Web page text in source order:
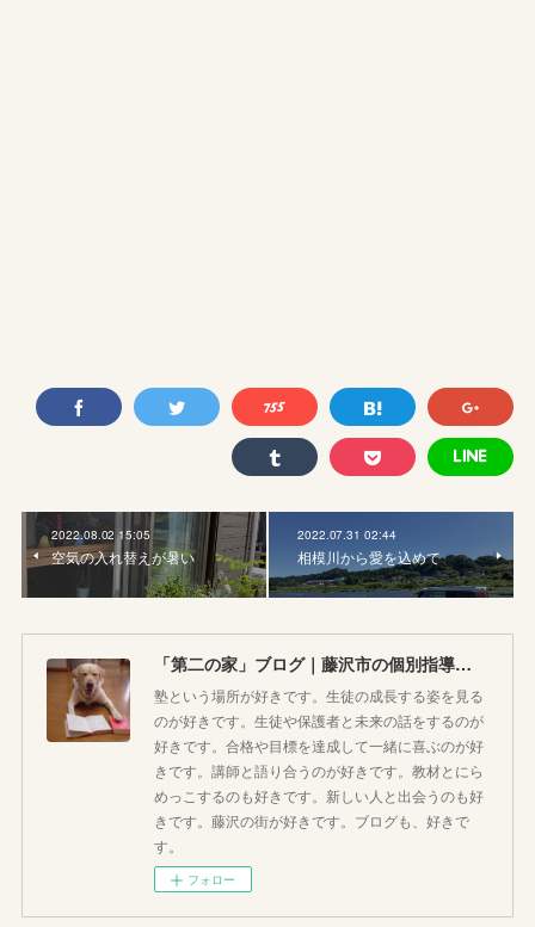
2022.08.02 15:05
空気の入れ替えが暑い
2022.07.31 02:44
相模川から愛を込めて
「第二の家」ブログ｜藤沢市の個別指導塾のお話
塾という場所が好きです。生徒の成長する姿を見る
のが好きです。生徒や保護者と未来の話をするのが
好きです。合格や目標を達成して一緒に喜ぶのが好
きです。講師と語り合うのが好きです。教材とにら
めっこするのも好きです。新しい人と出会うのも好
きです。藤沢の街が好きです。ブログも、好きで
す。
フォロー